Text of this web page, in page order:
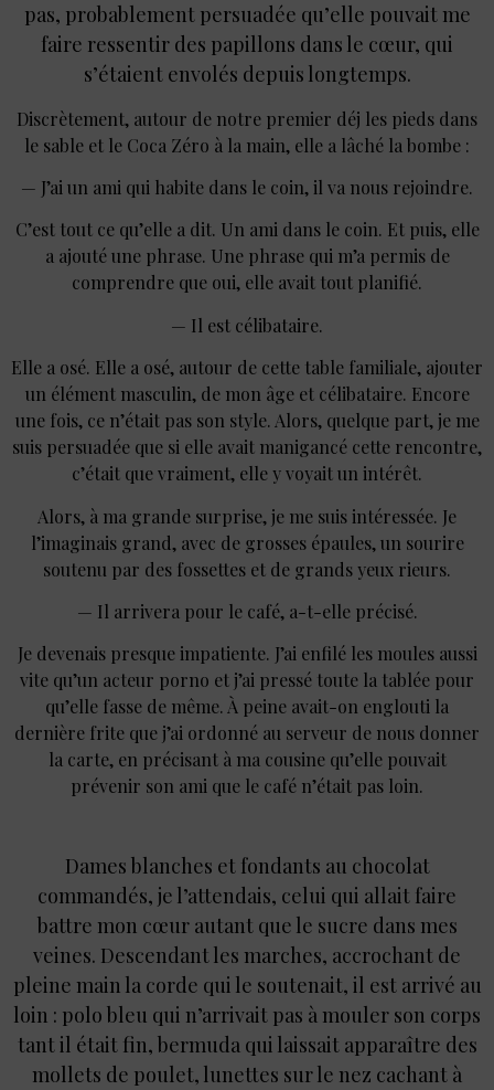
pas, probablement persuadée qu’elle pouvait me
faire ressentir des papillons dans le cœur, qui
s’étaient envolés depuis longtemps.
Discrètement, autour de notre premier déj les pieds dans
le sable et le Coca Zéro à la main, elle a lâché la bombe :
— J’ai un ami qui habite dans le coin, il va nous rejoindre.
C’est tout ce qu’elle a dit. Un ami dans le coin. Et puis, elle
a ajouté une phrase. Une phrase qui m’a permis de
comprendre que oui, elle avait tout planifié.
— Il est célibataire.
Elle a osé. Elle a osé, autour de cette table familiale, ajouter
un élément masculin, de mon âge et célibataire. Encore
une fois, ce n’était pas son style. Alors, quelque part, je me
suis persuadée que si elle avait manigancé cette rencontre,
c’était que vraiment, elle y voyait un intérêt.
Alors, à ma grande surprise, je me suis intéressée. Je
l’imaginais grand, avec de grosses épaules, un sourire
soutenu par des fossettes et de grands yeux rieurs.
— Il arrivera pour le café, a-t-elle précisé.
Je devenais presque impatiente. J’ai enfilé les moules aussi
vite qu’un acteur porno et j’ai pressé toute la tablée pour
qu’elle fasse de même. À peine avait-on englouti la
dernière frite que j’ai ordonné au serveur de nous donner
la carte, en précisant à ma cousine qu’elle pouvait
prévenir son ami que le café n’était pas loin.
Dames blanches et fondants au chocolat
commandés, je l’attendais, celui qui allait faire
battre mon cœur autant que le sucre dans mes
veines. Descendant les marches, accrochant de
pleine main la corde qui le soutenait, il est arrivé au
loin : polo bleu qui n’arrivait pas à mouler son corps
tant il était fin, bermuda qui laissait apparaître des
mollets de poulet, lunettes sur le nez cachant à